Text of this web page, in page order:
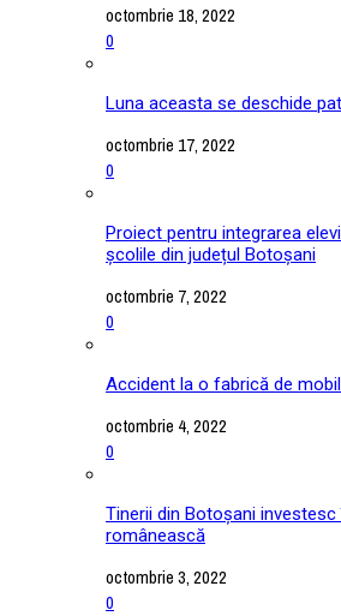
octombrie 18, 2022
0
Luna aceasta se deschide
octombrie 17, 2022
0
Proiect pentru integrarea
școlile din județul Botoșani
octombrie 7, 2022
0
Accident la o fabrică de
octombrie 4, 2022
0
Tinerii din Botoșani
românească
octombrie 3, 2022
0